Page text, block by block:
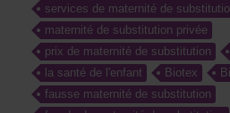
services de maternité de
maternité de substitution privée
prix de maternité de substitution
la santé de l'enfant
Biotex
fausse maternité de substitution